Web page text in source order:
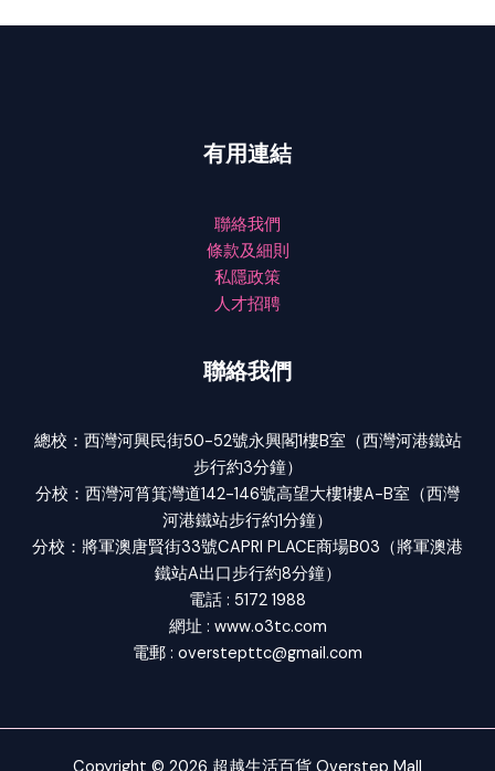
有用連結
聯絡我們
條款及細則
私隱政策
人才招聘
聯絡我們
總校：西灣河興民街50-52號永興閣1樓B室（西灣河港鐵站
步行約3分鐘）
分校：西灣河筲箕灣道142-146號高望大樓1樓A-B室（西灣
河港鐵站步行約1分鐘）
分校：將軍澳唐賢街33號CAPRI PLACE商場B03（將軍澳港
鐵站A出口步行約8分鐘）
電話 : 5172 1988
網址 : www.o3tc.com
電郵 : overstepttc@gmail.com